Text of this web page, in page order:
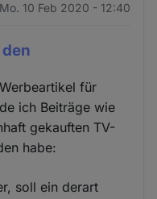
Mo. 10 Feb 2020 - 12:40
für
ich Beiträge wie
gekauften TV-
habe:
soll ein derart